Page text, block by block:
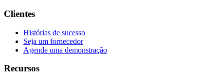
Clientes
Histórias de sucesso
Seja um fornecedor
Agende uma demonstração
Recursos